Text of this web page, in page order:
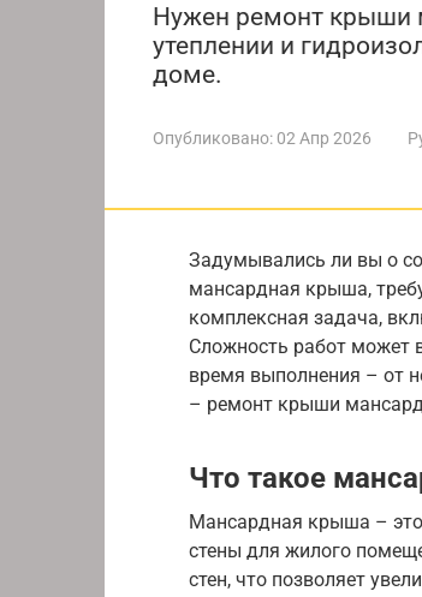
Нужен ремонт крыши
утеплении и
доме.
Опубликовано: 02 Апр 2026
Задумывались ли вы о
мансардная крыша,
комплексная задача,
Сложность работ может
время выполнения – от
– ремонт крыши
Что такое
Мансардная крыша –
стены для жилого
стен, что позволяет